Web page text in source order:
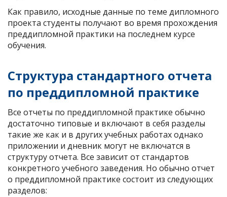
Как правило, исходные данные по теме дипломного
проекта студенты получают во время прохождения
преддипломной практики на последнем курсе
обучения.
Структура стандартного отчета
по преддипломной практике
Все отчеты по преддипломной практике обычно
достаточно типовые и включают в себя разделы
такие же как и в других учебных работах однако
приложении и дневник могут не включатся в
структуру отчета. Все зависит от стандартов
конкретного учебного заведения. Но обычно отчет
о преддипломной практике состоит из следующих
разделов: